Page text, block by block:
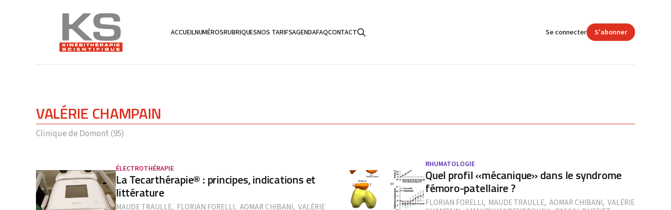
ACCUEILNUMÉROSRUBRIQUESNOS TARIFSAGENDAFAQCONTACT Se connecter S'abonner
VALÉRIE CHAMPAIN
Clinique de Domont (95)
ÉLECTROTHÉRAPIE
La Tecarthérapie® : principes, indications et
littérature
MAUDE TRAULLE, FLORIAN FORELLI, AOMAR CHIBANI, VALÉRIE
RHUMATOLOGIE
Quel profil «mécanique» dans le syndrome
fémoro-patellaire ?
FLORIAN FORELLI, MAUDE TRAULLE, AOMAR CHIBANI, VALÉRIE